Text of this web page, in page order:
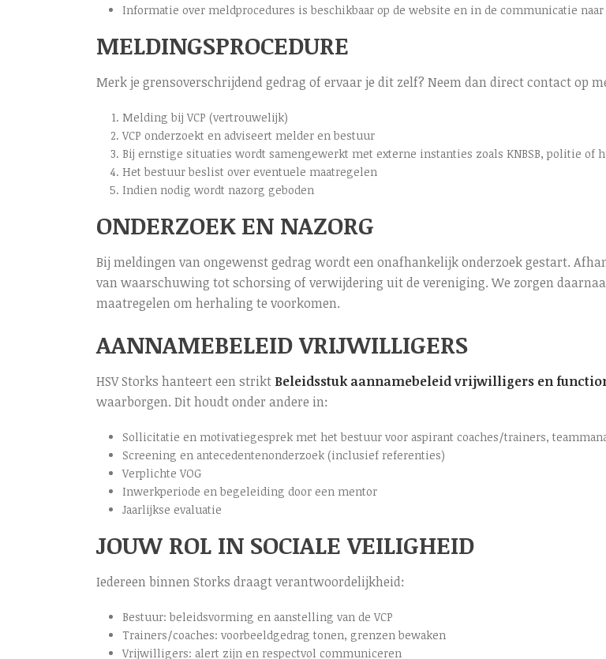
Informatie over meldprocedures is beschikbaar op de website en in de communicatie
MELDINGSPROCEDURE
Merk je grensoverschrijdend gedrag of ervaar je dit zelf? Neem dan direct contact op
Melding bij VCP (vertrouwelijk)
VCP onderzoekt en adviseert melder en bestuur
Bij ernstige situaties wordt samengewerkt met externe instanties zoals KNBSB, politie of
Het bestuur beslist over eventuele maatregelen
Indien nodig wordt nazorg geboden
ONDERZOEK EN NAZORG
Bij meldingen van ongewenst gedrag wordt een onafhankelijk onderzoek gestart.
van waarschuwing tot schorsing of verwijdering uit de vereniging. We zorgen
maatregelen om herhaling te voorkomen.
AANNAMEBELEID VRIJWILLIGERS
HSV Storks hanteert een strikt Beleidsstuk aannamebeleid vrijwilligers en
waarborgen. Dit houdt onder andere in:
Sollicitatie en motivatiegesprek met het bestuur voor aspirant coaches/trainers,
Screening en antecedentenonderzoek (inclusief referenties)
Verplichte VOG
Inwerkperiode en begeleiding door een mentor
Jaarlijkse evaluatie
JOUW ROL IN SOCIALE VEILIGHEID
Iedereen binnen Storks draagt verantwoordelijkheid:
Bestuur: beleidsvorming en aanstelling van de VCP
Trainers/coaches: voorbeeldgedrag tonen, grenzen bewaken
Vrijwilligers: alert zijn en respectvol communiceren